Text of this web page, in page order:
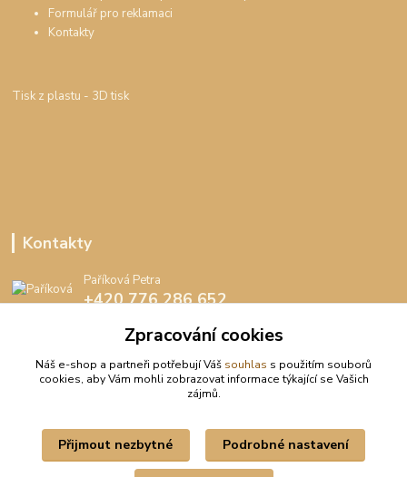
Formulář pro reklamaci
Kontakty
Tisk z plastu - 3D tisk
Kontakty
Paříková Petra
+420 776 286 652
Zpracování cookies
Náš e-shop a partneři potřebují Váš souhlas s použitím souborů
cookies, aby Vám mohli zobrazovat informace týkající se Vašich
zájmů.
Přijmout nezbytné Podrobné nastavení